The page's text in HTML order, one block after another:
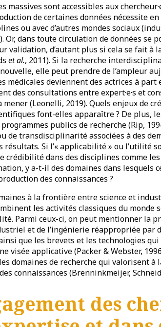
massives sont accessibles aux
de certaines données nécessite
ou avec d’autres mondes sociaux
Or, dans toute circulation de données se
validation, d’autant plus si cela se fait à
et al., 2011). Si la recherche
elle peut prendre de l’ampleur
médicales deviennent des actrices à part
des consultations entre expert·e·s et
mener (Leonelli, 2019). Quels enjeux de
font-elles apparaître ? De plus,
publics de recherche (Rip,
de transdisciplinarité associées à des
résultats. Si l’« applicabilité » ou l’utilité
crédibilité dans des disciplines comme
y a-t-il des domaines dans lesquels
des connaissances ?
à la frontière entre science et
les activités classiques du monde
Parmi ceux-ci, on peut mentionner la
et de l’ingénierie réappropriée par
que les brevets et les technologies
visée applicative (Packer & Webster,
domaines de recherche qui valorisent
connaissances (Brenninkmeijer,
des